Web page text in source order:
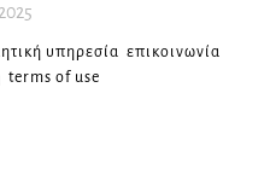
υπηρεσία επικοινωνία
terms of use